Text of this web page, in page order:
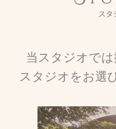
自分史写
今を一番美しく写す体
る一枚をお届けいたし
当スタジオで
スタジオをお選